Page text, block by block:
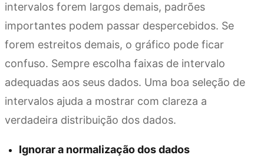
intervalos forem largos demais, padrões
importantes podem passar despercebidos. Se
forem estreitos demais, o gráfico pode ficar
confuso. Sempre escolha faixas de intervalo
adequadas aos seus dados. Uma boa seleção de
intervalos ajuda a mostrar com clareza a
verdadeira distribuição dos dados.
Ignorar a normalização dos dados